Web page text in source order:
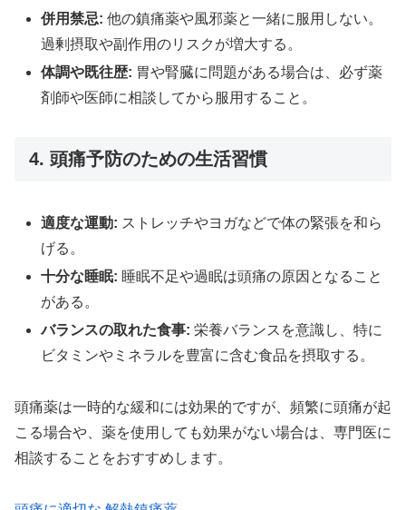
併用禁忌: 他の鎮痛薬や風邪薬と一緒に服用しない。
過剰摂取や副作用のリスクが増大する。
体調や既往歴: 胃や腎臓に問題がある場合は、必ず薬
剤師や医師に相談してから服用すること。
4. 頭痛予防のための生活習慣
適度な運動: ストレッチやヨガなどで体の緊張を和ら
げる。
十分な睡眠: 睡眠不足や過眠は頭痛の原因となること
がある。
バランスの取れた食事: 栄養バランスを意識し、特に
ビタミンやミネラルを豊富に含む食品を摂取する。
頭痛薬は一時的な緩和には効果的ですが、頻繁に頭痛が起
こる場合や、薬を使用しても効果がない場合は、専門医に
相談することをおすすめします。